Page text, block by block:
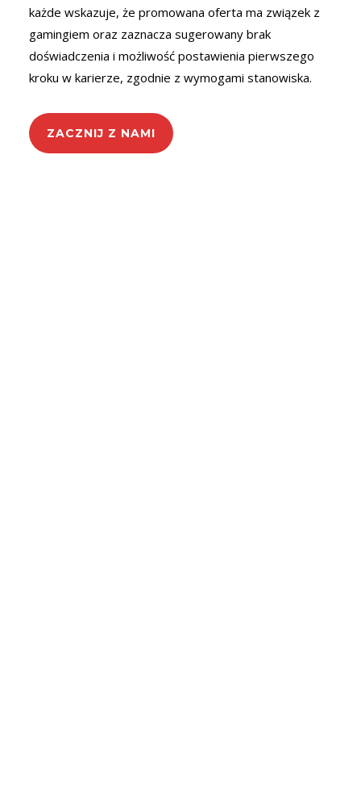
każde wskazuje, że promowana oferta ma związek z
gamingiem oraz zaznacza sugerowany brak
doświadczenia i możliwość postawienia pierwszego
kroku w karierze, zgodnie z wymogami stanowiska.
ZACZNIJ Z NAMI